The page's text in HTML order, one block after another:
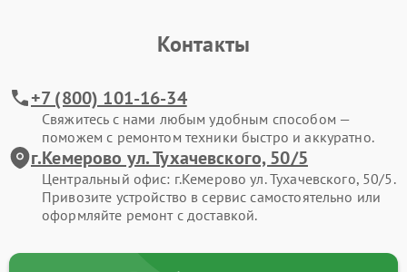
Контакты
+7 (800) 101-16-34
Свяжитесь с нами любым удобным способом —
поможем с ремонтом техники быстро и аккуратно.
г.Кемерово ул. Тухачевского, 50/5
Центральный офис: г.Кемерово ул. Тухачевского, 50/5.
Привозите устройство в сервис самостоятельно или
оформляйте ремонт с доставкой.